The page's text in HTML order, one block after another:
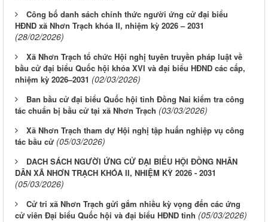
Công bố danh sách chính thức người ứng cử đại biểu
HĐND xã Nhơn Trạch khóa II, nhiệm kỳ 2026 – 2031
(28/02/2026)
Xã Nhơn Trạch tổ chức Hội nghị tuyên truyền pháp luật về
bầu cử đại biểu Quốc hội khóa XVI và đại biểu HĐND các cấp,
nhiệm kỳ 2026–2031 (02/03/2026)
Ban bầu cử đại biểu Quốc hội tỉnh Đồng Nai kiểm tra công
tác chuẩn bị bầu cử tại xã Nhơn Trạch (03/03/2026)
Xã Nhơn Trạch tham dự Hội nghị tập huấn nghiệp vụ công
tác bầu cử (05/03/2026)
DACH SÁCH NGƯỜI ỨNG CỬ ĐẠI BIỂU HỘI ĐỒNG NHÂN
DÂN XÃ NHƠN TRẠCH KHÓA II, NHIỆM KỲ 2026 - 2031
(05/03/2026)
Cử tri xã Nhơn Trạch gửi gắm nhiều kỳ vọng đến các ứng
cử viên Đại biểu Quốc hội và đại biểu HĐND tỉnh (05/03/2026)